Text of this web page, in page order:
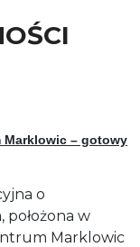
Marklowic – gotowy
o
w
Marklowic